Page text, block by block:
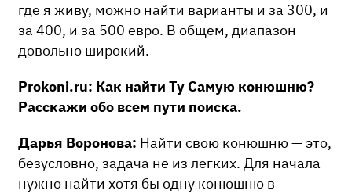
где я живу, можно найти варианты и за 300, и
за 400, и за 500 евро. В общем, диапазон
довольно широкий.
Prokoni.ru: Как найти Ту Самую конюшню?
Расскажи обо всем пути поиска.
Дарья Воронова: Найти свою конюшню — это,
безусловно, задача не из легких. Для начала
нужно найти хотя бы одну конюшню в